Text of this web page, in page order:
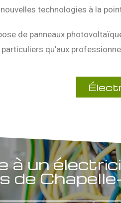
technologies à la
de panneaux
qu’aux
à un
de